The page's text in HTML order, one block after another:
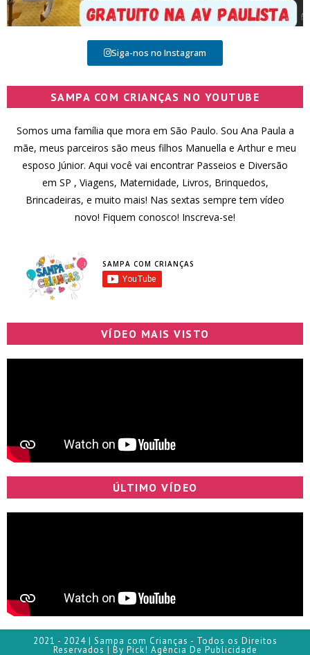
Siga-nos no Instagram
SAMPA COM CRIANÇAS NO YOUTUBE
Somos uma família que mora em São Paulo. Sou Ana Paula a
mãe, meus parceiros são meus filhos Manuella e Arthur e meu
esposo Júnior. Aqui você vai encontrar Passeios e Diversão
em SP , Viagens, Maternidade, Livros, Brinquedos,
Brincadeiras, e muito mais! Nas sextas sempre tem vídeo
novo! Fiquem conosco! Inscreva-se!
SAMPA COM CRIANÇAS
VÍDEO MAIS VISTO
ÚLTIMO VÍDEO
2021 - 2024 | Sampa com Crianças - Todos os Direitos
Reservados | By Pick! Agência De Publicidade